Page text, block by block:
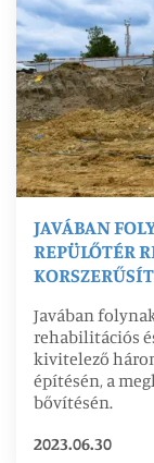
JAVÁBAN
REPÜLŐTÉR
Javában
rehabilitációs
kivitelező
építésén, a
bővítésén.
2023.06.30